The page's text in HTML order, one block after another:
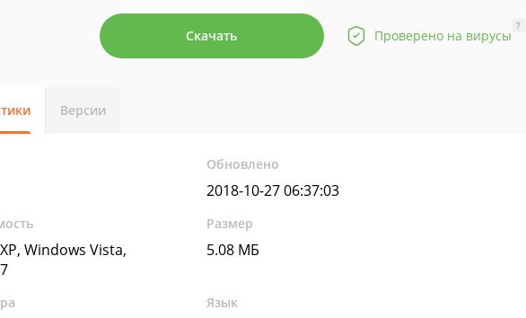
Скачать Проверено на вирусы
?
Версии
Обновлено
2018-10-27 06:37:03
Windows Vista,
Размер
5.08 МБ
Язык